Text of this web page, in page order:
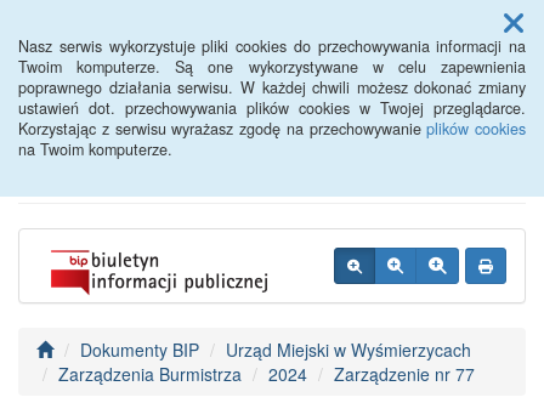
Nasz serwis wykorzystuje pliki cookies do przechowywania informacji na
Twoim komputerze. Są one wykorzystywane w celu zapewnienia
poprawnego działania serwisu. W każdej chwili możesz dokonać zmiany
ustawień dot. przechowywania plików cookies w Twojej przeglądarce.
Korzystając z serwisu wyrażasz zgodę na przechowywanieplików cookies
na Twoim komputerze.
Menu
BIP - Urząd Miejski
Wyśmierzyce
Dokumenty BIP
Urząd Miejski w Wyśmierzycach
Zarządzenia Burmistrza
2024 Zarządzenie nr 77